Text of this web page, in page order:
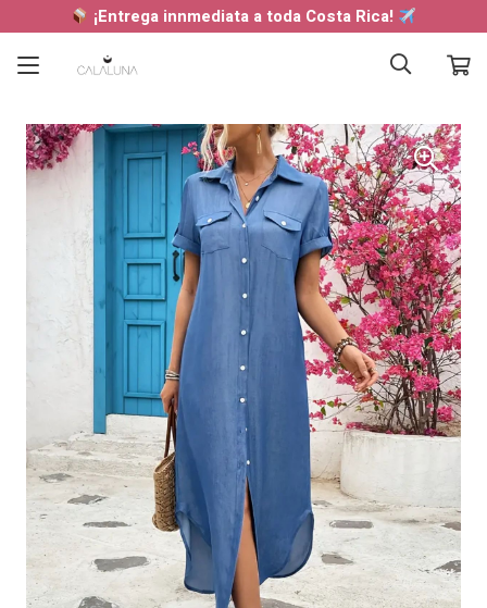
¡Entrega innmediata a toda Costa Rica!